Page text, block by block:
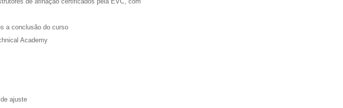
a conclusão do curso
Academy
ajuste